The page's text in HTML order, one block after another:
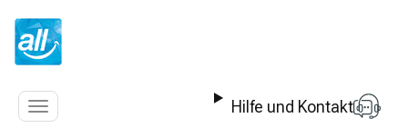
Navigation
Hilfe und Kontakt